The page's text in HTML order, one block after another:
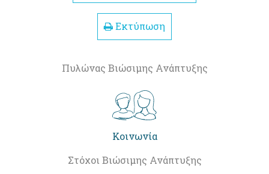
Εκτύπωση
Πυλώνας Βιώσιμης Ανάπτυξης
Κοινωνία
Στόχοι Βιώσιμης Ανάπτυξης